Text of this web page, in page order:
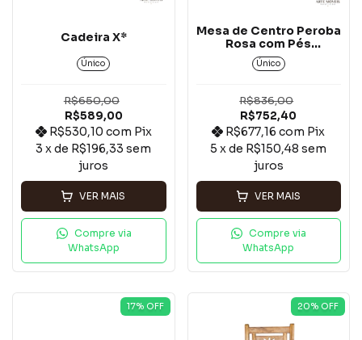
Cadeira X*
Único
R$650,00
R$589,00
R$530,10 com Pix
3 x de R$196,33 sem
juros
VER MAIS
Compre via
WhatsApp
Mesa de Centro Peroba
Rosa com Pés
Trabalhados
Único
R$836,00
R$752,40
R$677,16com Pix
5 x de R$150,48 sem
juros
VER MAIS
Compre via
WhatsApp
17% OFF 20% OFF